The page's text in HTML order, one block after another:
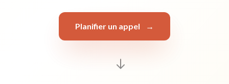
Planifier un appel →